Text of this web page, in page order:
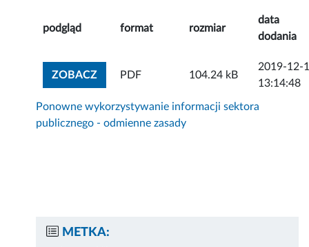
podgląd format rozmiar
data
dodania
ZOBACZZOBACZ ZAŁĄCZNIK
PDF 104.24 kB
2019-12-
13:14:48
Ponowne wykorzystywanie informacji sektora
publicznego - odmienne zasady
METKA: